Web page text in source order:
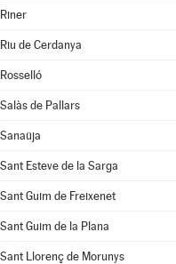
Riner
Riu de Cerdanya
Rosselló
Salàs de Pallars
Sanaüja
Sant Esteve de la Sarga
Sant Guim de Freixenet
Sant Guim de la Plana
Sant Llorenç de Morunys